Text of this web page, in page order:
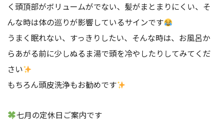
く頭頂部がボリュームがでない、髪がまとまりにくい、そ
んな時は体の巡りが影響しているサインです
うまく眠れない、すっきりしたい、そんな時は、お風呂か
らあがる前に少しぬるま湯で頭を冷やしたりしてみてくだ
さい
もちろん頭皮洗浄もお勧めです
七月の定休日ご案内です